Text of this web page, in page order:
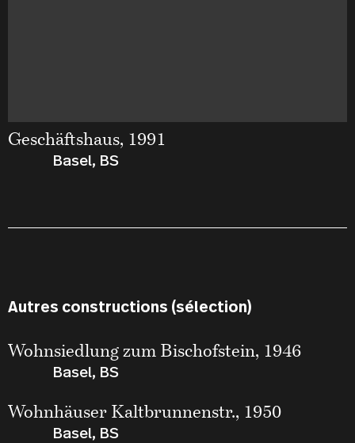
Geschäftshaus, 1991
Basel, BS
Autres constructions (sélection)
Wohnsiedlung zum Bischofstein, 1946
Basel, BS
Wohnhäuser Kaltbrunnenstr., 1950
Basel, BS